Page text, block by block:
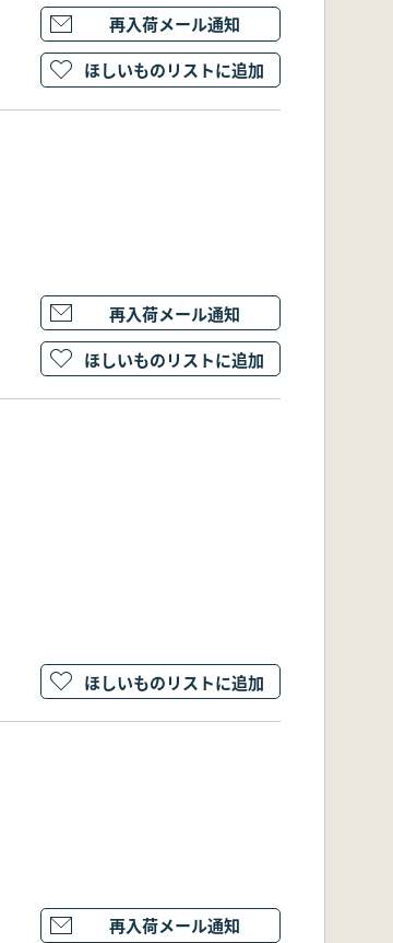
再入荷メール通知
ほしいものリストに追加
再入荷メール通知
ほしいものリストに追加
ほしいものリストに追加
再入荷メール通知